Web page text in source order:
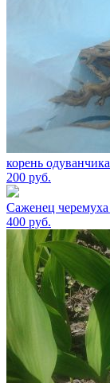
корень одуванчика
200 руб.
Саженец черемуха
400 руб.